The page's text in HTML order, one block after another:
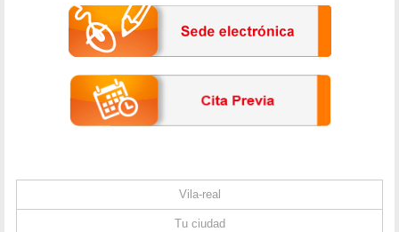
Vila-real
Tu ciudad